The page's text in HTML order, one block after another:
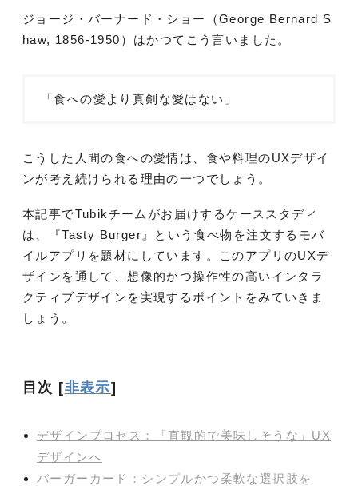
ジョージ・バーナード・ショー（George Bernard S
haw, 1856-1950）はかつてこう言いました。
「食への愛より真剣な愛はない」
こうした人間の食への愛情は、食や料理のUXデザイ
ンが考え続けられる理由の一つでしょう。
本記事でTubikチームがお届けするケーススタディ
は、『Tasty Burger』という食べ物を注文するモバ
イルアプリを題材にしています。このアプリのUXデ
ザインを通して、想像的かつ操作性の高いインタラ
クティブデザインを実現するポイントをみていきま
しょう。
目次 [非表示]
デザインプロセス：「直観的で美味しそうな」UX
デザインへ
バーガーカード：シンプルかつ柔軟な選択肢を